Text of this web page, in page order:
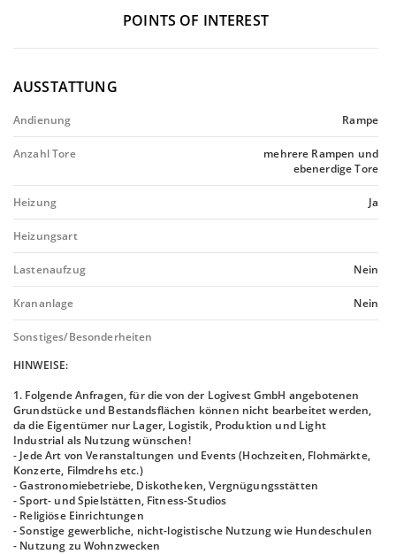
POINTS OF INTEREST
AUSSTATTUNG
Andienung Rampe
Anzahl Tore
mehrere Rampen und
ebenerdige Tore
Heizung Ja
Heizungsart
Lastenaufzug Nein
Krananlage Nein
Sonstiges/Besonderheiten
HINWEISE:
1. Folgende Anfragen, für die von der Logivest GmbH angebotenen
Grundstücke und Bestandsflächen können nicht bearbeitet werden,
da die Eigentümer nur Lager, Logistik, Produktion und Light
Industrial als Nutzung wünschen!
- Jede Art von Veranstaltungen und Events (Hochzeiten, Flohmärkte,
Konzerte, Filmdrehs etc.)
- Gastronomiebetriebe, Diskotheken, Vergnügungsstätten
- Sport- und Spielstätten, Fitness-Studios
- Religiöse Einrichtungen
- Sonstige gewerbliche, nicht-logistische Nutzung wie Hundeschulen
- Nutzung zu Wohnzwecken